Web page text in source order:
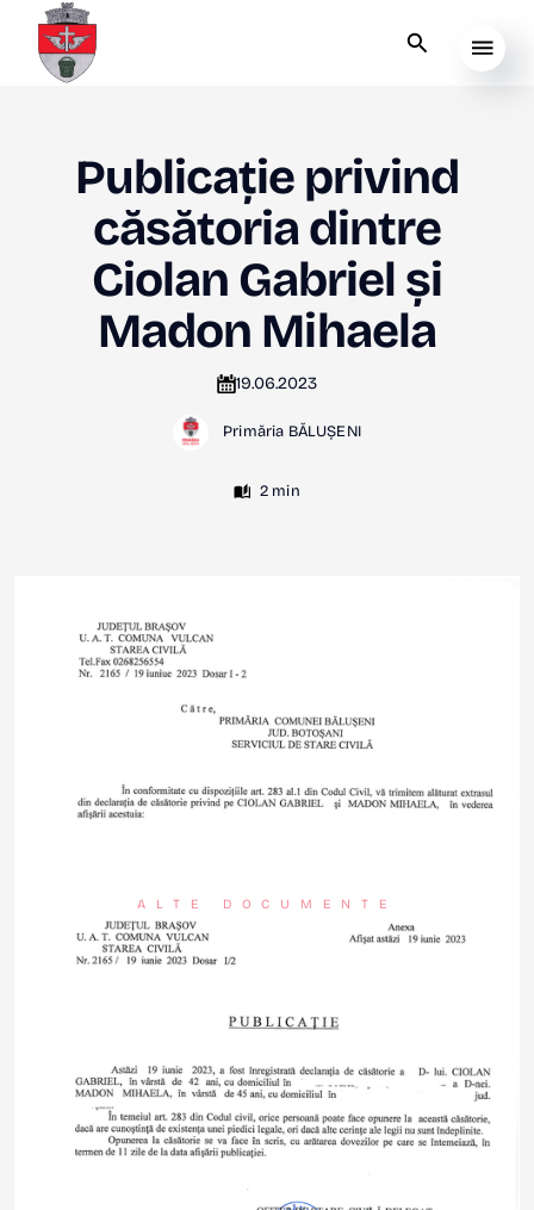
Publicație privind
căsătoria dintre
Ciolan Gabriel și
Madon Mihaela
19.06.2023
Primăria BĂLUȘENI
2 min
ALTE DOCUMENTE